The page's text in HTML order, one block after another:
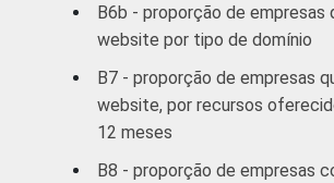
¹ Base: 6 231 empresas que
ocupadas, que constituem os
segmentos da CNAE 2.0 (C, F,
N, R e S). Dados coletados
de 2012 e março de 2013.
B6b - proporção de empresas
website por tipo de domínio
B7 - proporção de empresas
website, por recursos
12 meses
B8 - proporção de empresas